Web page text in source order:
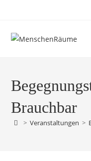
Brauchbar
> Veranstaltungen >